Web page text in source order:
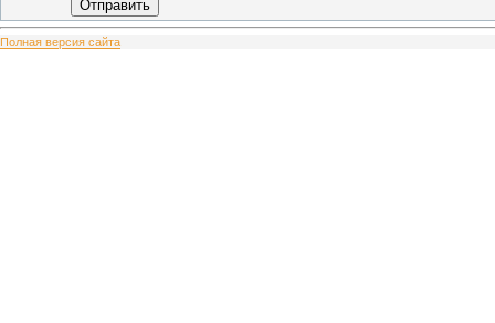
Отправить
Полная версия сайта